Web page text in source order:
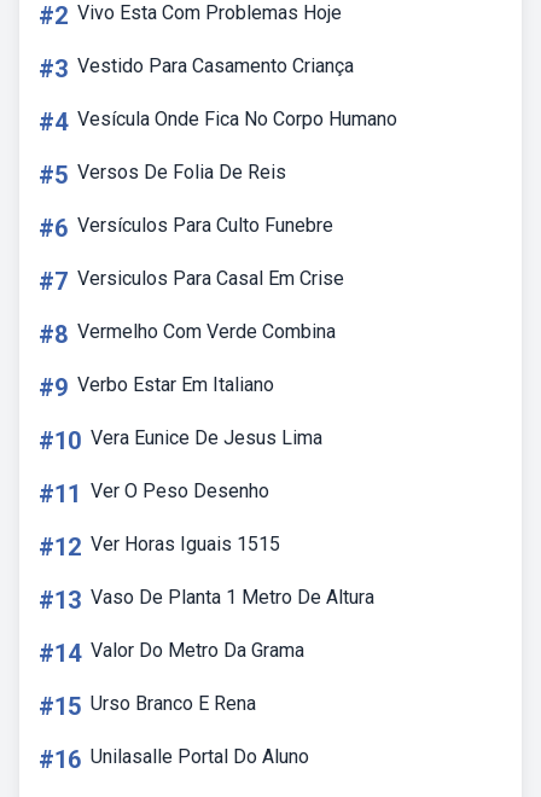
#2 Vivo Esta Com Problemas Hoje
#3 Vestido Para Casamento Criança
#4 Vesícula Onde Fica No Corpo Humano
#5 Versos De Folia De Reis
#6 Versículos Para Culto Funebre
#7 Versiculos Para Casal Em Crise
#8 Vermelho Com Verde Combina
#9 Verbo Estar Em Italiano
#10 Vera Eunice De Jesus Lima
#11 Ver O Peso Desenho
#12 Ver Horas Iguais 1515
#13 Vaso De Planta 1 Metro De Altura
#14 Valor Do Metro Da Grama
#15 Urso Branco E Rena
#16 Unilasalle Portal Do Aluno